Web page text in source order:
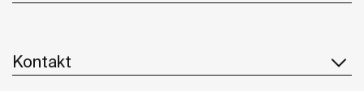
Kontakt